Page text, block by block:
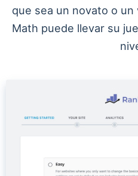
que sea un novato o un
Math puede llevar su